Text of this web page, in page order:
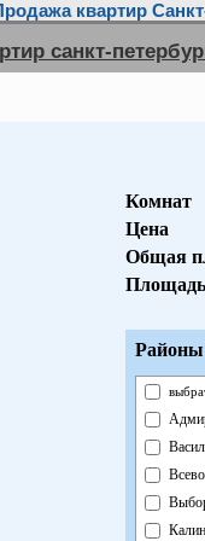
квартир
санкт-
Комнат
Цена
Общая
Районы